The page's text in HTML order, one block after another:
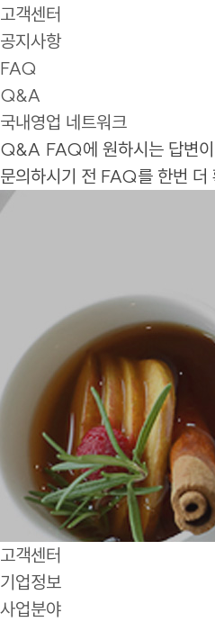
고객센터
공지사항
FAQ
Q&A
국내영업 네트워크
Q&A FAQ에 원하시는 답변
문의하시기 전 FAQ를 한번 더
고객센터
기업정보
사업분야